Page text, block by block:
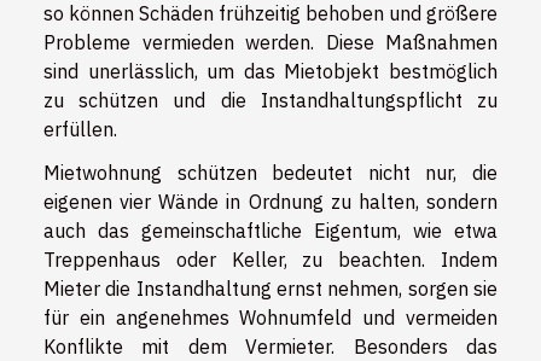
so können Schäden frühzeitig behoben und größere
Probleme vermieden werden. Diese Maßnahmen
sind unerlässlich, um das Mietobjekt bestmöglich
zu schützen und die Instandhaltungspflicht zu
erfüllen.
Mietwohnung schützen bedeutet nicht nur, die
eigenen vier Wände in Ordnung zu halten, sondern
auch das gemeinschaftliche Eigentum, wie etwa
Treppenhaus oder Keller, zu beachten. Indem
Mieter die Instandhaltung ernst nehmen, sorgen sie
für ein angenehmes Wohnumfeld und vermeiden
Konflikte mit dem Vermieter. Besonders das